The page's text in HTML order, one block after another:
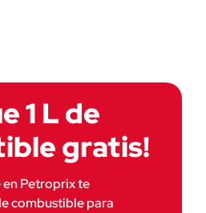
1 L de
gratis!
Petroprix te
combustible para